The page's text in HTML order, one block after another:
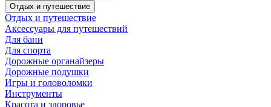
Отдых и путешествие
Отдых и путешествие
Аксессуары для путешествий
Для бани
Для спорта
Дорожные органайзеры
Дорожные подушки
Игры и головоломки
Инструменты
Красота и здоровье